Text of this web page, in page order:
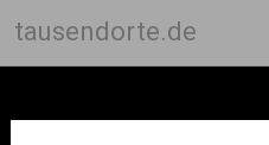
tausendorte.de